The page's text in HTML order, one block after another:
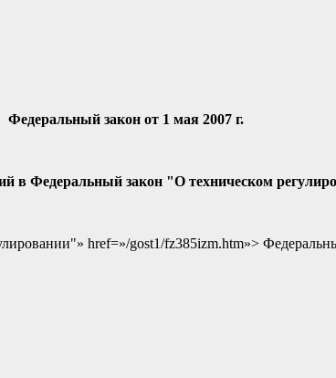
Федеральный закон от 1 мая 2007 г.
в Федеральный закон "О техническом
href=»/gost1/fz385izm.htm»>